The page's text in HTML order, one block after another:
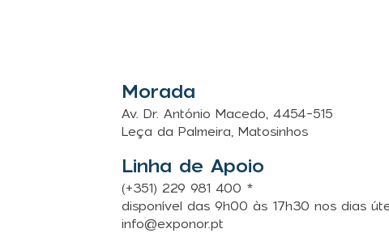
Morada
Av. Dr. António Macedo, 4454-515
Leça da Palmeira, Matosinhos
Linha de Apoio
(+351) 229 981 400 *
disponível das 9h00 às 17h30 nos dias
info@exponor.pt